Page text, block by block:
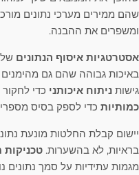
שהם ממירים מערכי נתונים
ומשפרים את ההבנה.
אסטרטגיות איסוף הנתונים
באיכות גבוהה שהם גם מהימנים
גישות ניתוח איכותני כדי לחקור
כמותיות כדי לספק בסיס
יישום קבלת החלטות מונעת
בראיות, לא בהשערות. טכניקות
מגמות עתידיות על סמך נתונים